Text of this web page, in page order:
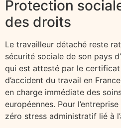
Protection
des droits
Le travailleur détaché reste
sécurité sociale de son pays
qui est attesté par le certificat
d’accident du travail en
en charge immédiate des
européennes. Pour
zéro stress administratif lié à